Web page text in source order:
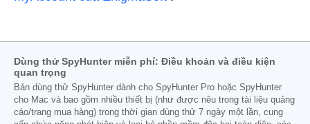
Dùng thử SpyHunter miễn phí: Điều khoản và điều kiện
quan trọng
Bản dùng thử SpyHunter dành cho SpyHunter Pro hoặc SpyHunter
cho Mac và bao gồm nhiều thiết bị (như được nêu trong tài liệu quảng
cáo/trang mua hàng) trong thời gian dùng thử 7 ngày một lần, cung